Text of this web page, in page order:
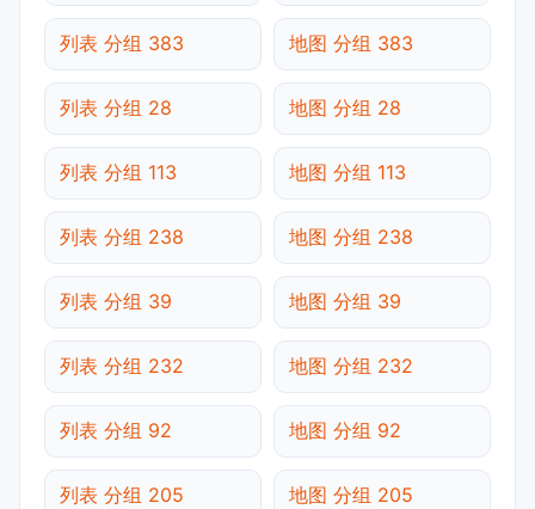
列表 分组 383 地图 分组 383
列表 分组 28 地图 分组 28
列表 分组 113 地图 分组 113
列表 分组 238 地图 分组 238
列表 分组 39 地图 分组 39
列表 分组 232 地图 分组 232
列表 分组 92 地图 分组 92
列表 分组 205 地图 分组 205